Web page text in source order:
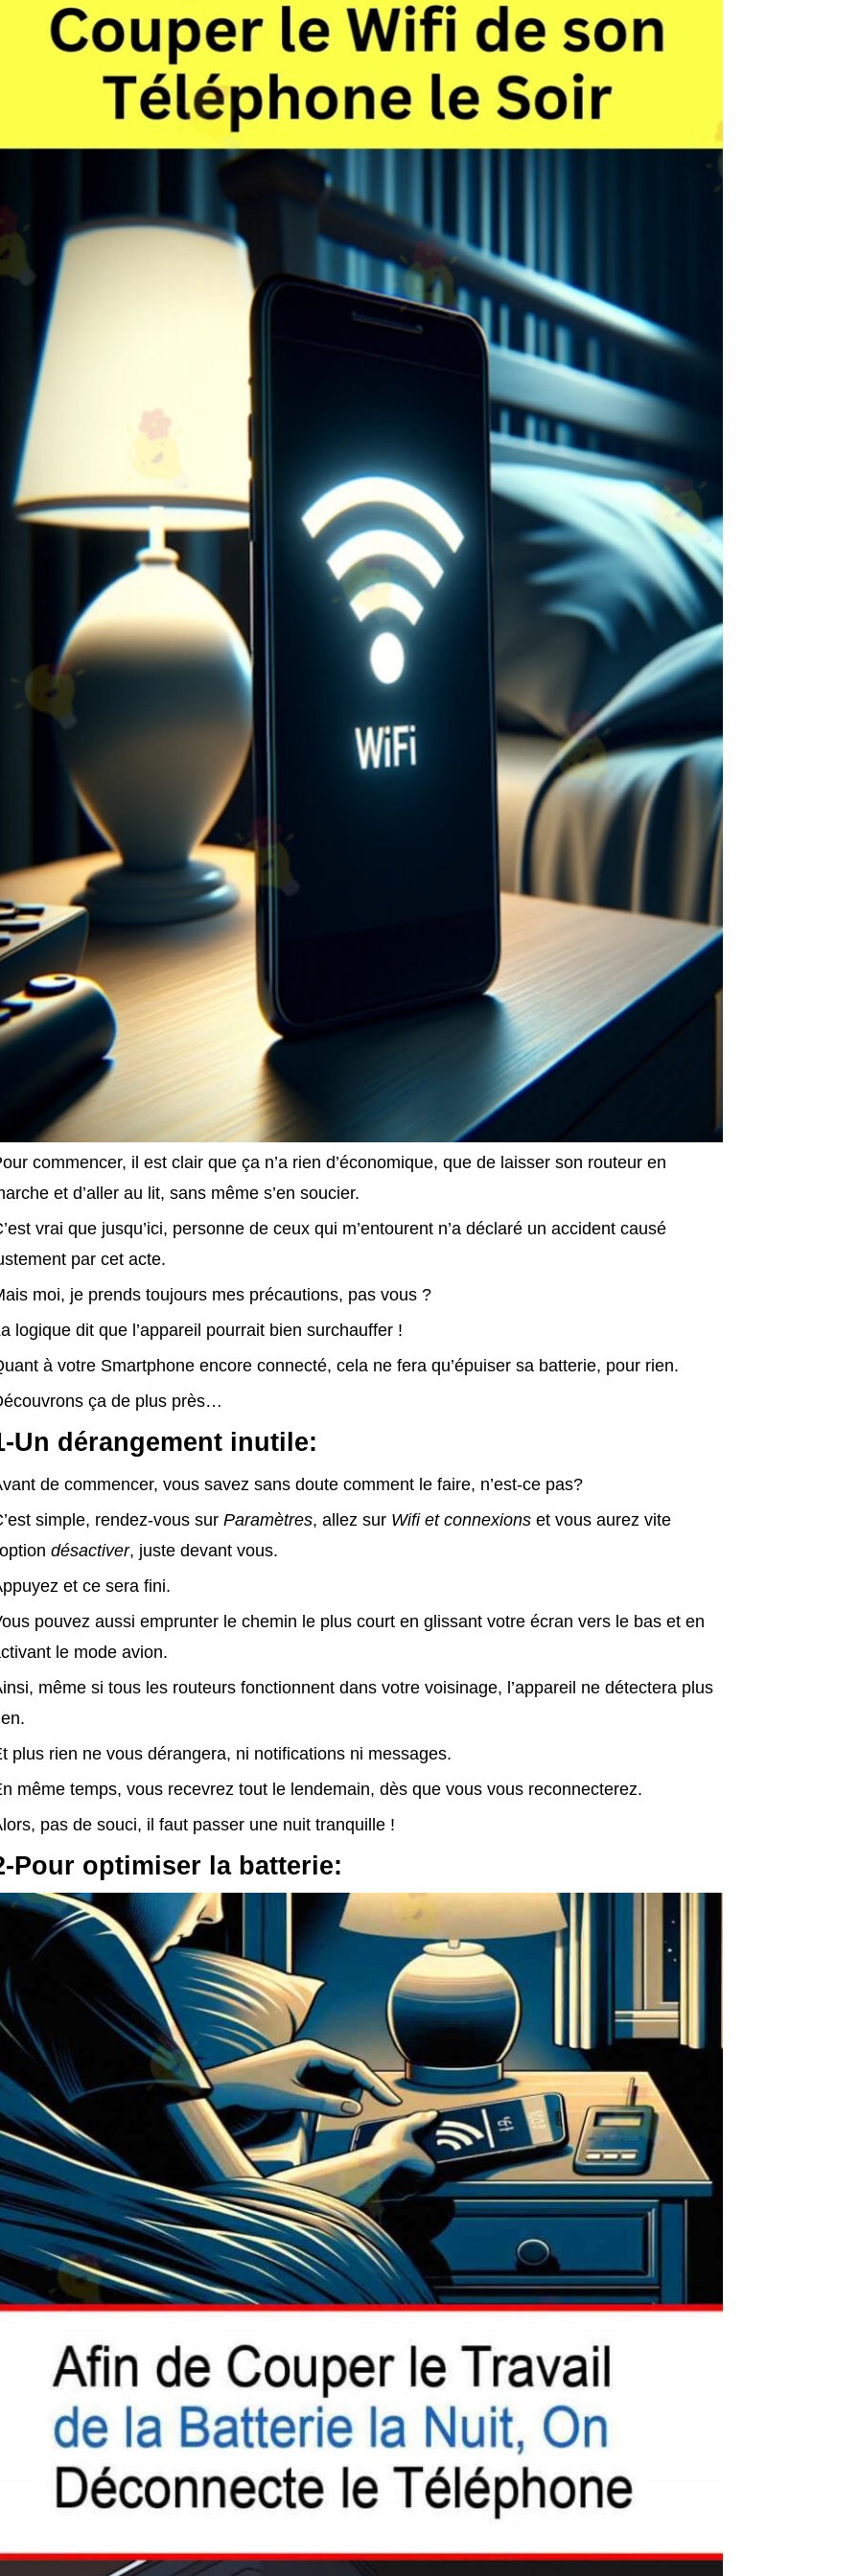
commencer, il est clair que ça n’a rien d’économique, que de laisser son routeur en
et d’aller au lit, sans même s’en soucier.
vrai que jusqu’ici, personne de ceux qui m’entourent n’a déclaré un accident causé
par cet acte.
moi, je prends toujours mes précautions, pas vous ?
logique dit que l’appareil pourrait bien surchauffer !
à votre Smartphone encore connecté, cela ne fera qu’épuiser sa batterie, pour rien.
ça de plus près…
Un dérangement inutile:
de commencer, vous savez sans doute comment le faire, n’est-ce pas?
simple, rendez-vous sur Paramètres, allez sur Wifi et connexionset vous aurez vite
désactiver, juste devant vous.
et ce sera fini.
pouvez aussi emprunter le chemin le plus court en glissant votre écran vers le bas et en
le mode avion.
même si tous les routeurs fonctionnent dans votre voisinage, l’appareil ne détectera plus
plus rien ne vous dérangera, ni notifications ni messages.
même temps, vous recevrez tout le lendemain, dès que vous vous reconnecterez.
pas de souci, il faut passer une nuit tranquille !
Pour optimiser la batterie: